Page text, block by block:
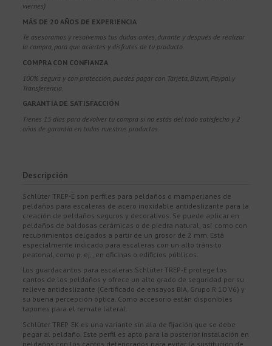
viernes)
MÁS DE 20 AÑOS DE EXPERIENCIA
Te asesoramos y resolvemos tus dudas antes, durante y después de realizar
la compra, para que aciertes y disfrutes de tu producto.
COMPRA CON CONFIANZA
100% segura y con protección, puedes pagar con Tarjeta, Bizum, Paypal y
Transferencia.
GARANTÍA DE SATISFACCIÓN
Tienes 15 días para devolver tu compra si no estás del todo satisfecho y 2
años de garantía en todos nuestros productos.
Descripción
Schlüter TREP-E son perfiles para peldaños o mamperlanes de
peldaños para escaleras de acero inoxidable antideslizante para la
creación de peldaños seguros y decorativos. Se puede aplicar en
peldaños de baldosas cerámicas o de piedra natural, así como con
recubrimientos delgados a partir de un grosor de 2 mm. Está
especialmente indicado para escaleras con un alto tránsito
peatonal, como p. ej., en oficinas o edificios públicos.
Los guardacantos para escaleras Schlüter TREP-E protege los
cantos de los peldaños y ofrece un alto grado de seguridad por su
relieve antideslizante (Certificado de ensayos BIA, Grupo R 10 V6) y
su buena percepción óptica. Como accesorio están disponibles
tapones para el remate lateral.
Schlüter TREP-EK es una variante sin ala de fijación que se debe
pegar al peldaño. Este perfil es apto para la posterior instalación en
peldaños con los cantos deteriorados para evitar la sustitución de